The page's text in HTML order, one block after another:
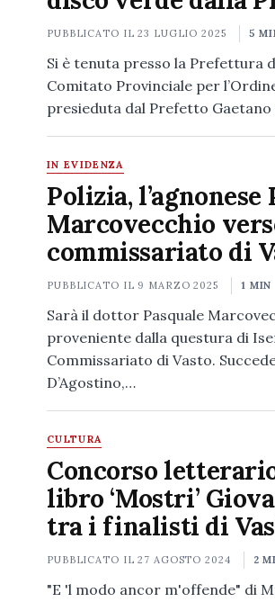
PUBBLICATO IL23 LUGLIO 2025 5
Si è tenuta presso la Prefettura
Comitato Provinciale per
presieduta dal Prefetto Gaetano
IN EVIDENZA
Polizia,
Marcovecchio
commissariato di
PUBBLICATO IL 9 MARZO 2025 1 MIN
Sarà il dottor Pasquale
proveniente dalla questura di
Commissariato di Vasto.
D’Agostino,…
CULTURA
Concorso
libro ‘Mostri’
tra i finalisti di
PUBBLICATO IL27 AGOSTO 2024 2
"E 'l modo ancor m'offende" di